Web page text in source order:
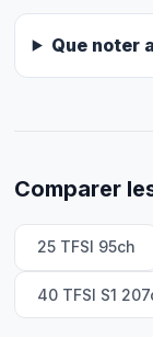
Que noter
Comparer
25 TFSI 95ch
40 TFSI S1